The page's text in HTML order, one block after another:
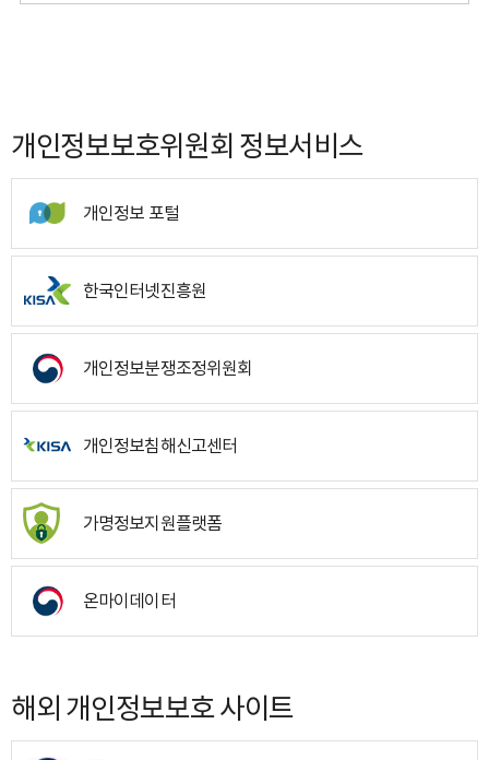
개인정보보호위원회 정보서비스
개인정보 포털
한국인터넷진흥원
개인정보분쟁조정위원회
개인정보침해신고센터
가명정보지원플랫폼
온마이데이터
해외 개인정보보호 사이트